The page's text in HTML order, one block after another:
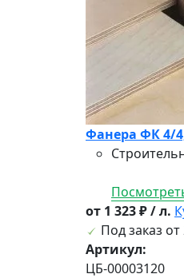
Фанера ФК 4/
от 1 323 ₽ / л.
Под заказ от
Артикул:
ЦБ-00003120